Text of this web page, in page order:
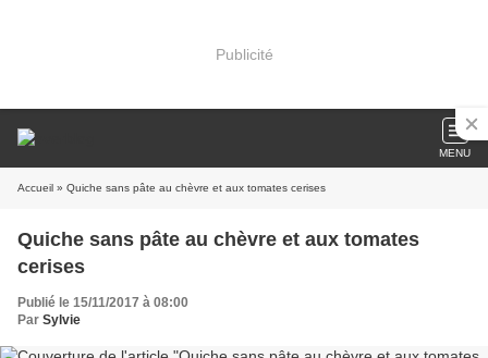
Publicité
MENU
Accueil » Quiche sans pâte au chèvre et aux tomates cerises
Quiche sans pâte au chèvre et aux tomates
cerises
Publié le 15/11/2017 à 08:00
Par Sylvie